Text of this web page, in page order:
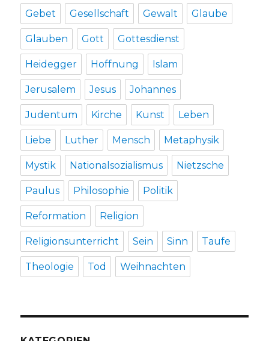
Gebet Gesellschaft Gewalt Glaube
Glauben Gott Gottesdienst
Heidegger Hoffnung Islam
Jerusalem Jesus Johannes
Judentum Kirche Kunst Leben
Liebe Luther Mensch Metaphysik
Mystik Nationalsozialismus Nietzsche
Paulus Philosophie Politik
Reformation Religion
Religionsunterricht Sein Sinn Taufe
Theologie Tod Weihnachten